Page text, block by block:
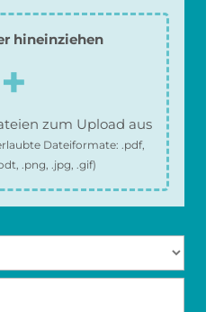
hineinziehen
zum Upload aus
Dateiformate: .pdf,
.png, .jpg, .gif)